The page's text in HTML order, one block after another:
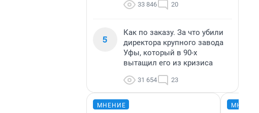
33 846 20
5
Как по заказу. За что убили
директора крупного завода
Уфы, который в 90-х
вытащил его из кризиса
31 654 23
МНЕНИЕ